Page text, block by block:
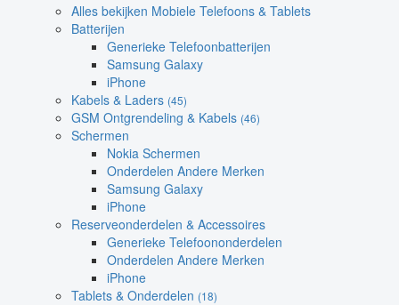
Alles bekijken Mobiele Telefoons & Tablets
Batterijen
Generieke Telefoonbatterijen
Samsung Galaxy
iPhone
Kabels & Laders (45)
GSM Ontgrendeling & Kabels (46)
Schermen
Nokia Schermen
Onderdelen Andere Merken
Samsung Galaxy
iPhone
Reserveonderdelen & Accessoires
Generieke Telefoononderdelen
Onderdelen Andere Merken
iPhone
Tablets & Onderdelen (18)